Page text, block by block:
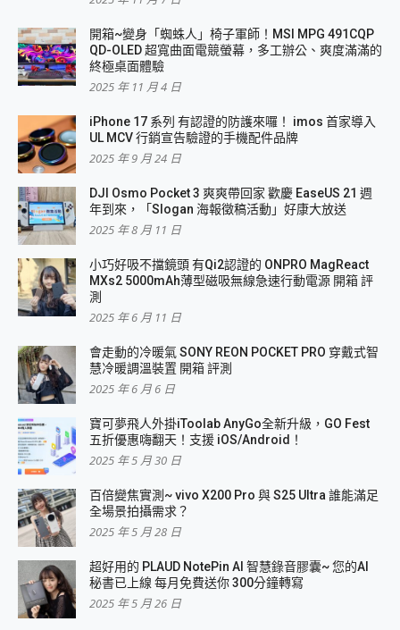
開箱~變身「蜘蛛人」椅子軍師！MSI MPG 491CQP
QD-OLED 超寬曲面電競螢幕，多工辦公、爽度滿滿的
終極桌面體驗
2025 年 11 月 4 日
iPhone 17 系列 有認證的防護來囉！ imos 首家導入
UL MCV 行銷宣告驗證的手機配件品牌
2025 年 9 月 24 日
DJI Osmo Pocket 3 爽爽帶回家 歡慶 EaseUS 21 週
年到來，「Slogan 海報徵稿活動」好康大放送
2025 年 8 月 11 日
小巧好吸不擋鏡頭 有Qi2認證的 ONPRO MagReact
MXs2 5000mAh薄型磁吸無線急速行動電源 開箱 評
測
2025 年 6 月 11 日
會走動的冷暖氣 SONY REON POCKET PRO 穿戴式智
慧冷暖調溫裝置 開箱 評測
2025 年 6 月 6 日
寶可夢飛人外掛iToolab AnyGo全新升級，GO Fest
五折優惠嗨翻天！支援 iOS/Android！
2025 年 5 月 30 日
百倍變焦實測~ vivo X200 Pro 與 S25 Ultra 誰能滿足
全場景拍攝需求？
2025 年 5 月 28 日
超好用的 PLAUD NotePin AI 智慧錄音膠囊~ 您的AI
秘書已上線 每月免費送你 300分鐘轉寫
2025 年 5 月 26 日